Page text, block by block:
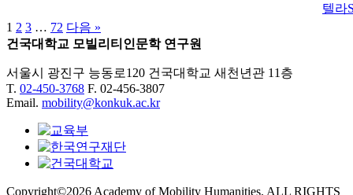
텔라
1 2 3 … 72 다음 »
건국대학교 모빌리티인문학 연구원
서울시 광진구 능동로120 건국대학교 새천년관 11층
T. 02-450-3768 F. 02-456-3807
Email. mobility@konkuk.ac.kr
Copyright©2026 Academy of Mobility Humanities. ALL RIGHTS